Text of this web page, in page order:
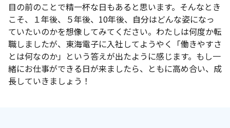
目の前のことで精一杯な日もあると思います。そんなとき
こそ、１年後、５年後、10年後、自分はどんな姿になっ
ていたいのかを想像してみてください。わたしは何度か転
職しましたが、東海電子に入社してようやく「働きやすさ
とは何なのか」という答えが出たように感じます。もし一
緒にお仕事ができる日が来ましたら、ともに高め合い、成
長していきましょう！